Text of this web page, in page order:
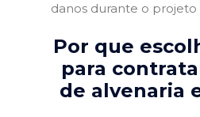
danos durante o projeto
Por que
para
de alvenaria